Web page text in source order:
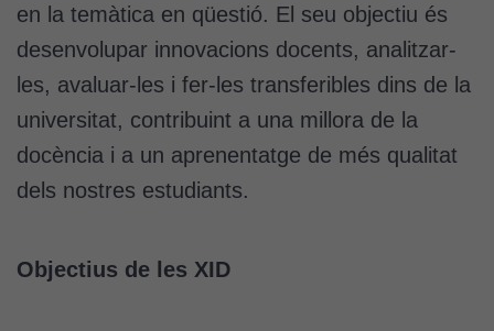
en la temàtica en qüestió. El seu objectiu és
desenvolupar innovacions docents, analitzar-
les, avaluar-les i fer-les transferibles dins de la
universitat, contribuint a una millora de la
docència i a un aprenentatge de més qualitat
dels nostres estudiants.
Objectius de les XID